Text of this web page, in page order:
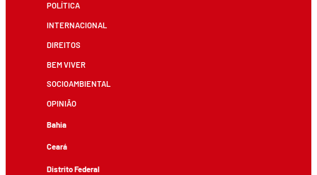
POLÍTICA
INTERNACIONAL
DIREITOS
BEM VIVER
SOCIOAMBIENTAL
OPINIÃO
Bahia
Ceará
Distrito Federal